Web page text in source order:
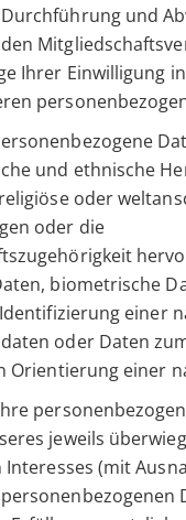
und
Ihrer Einwilligung
und ethnische
oder
oder die
biometrische
einer
oder Daten
Orientierung einer
jeweils
(mit